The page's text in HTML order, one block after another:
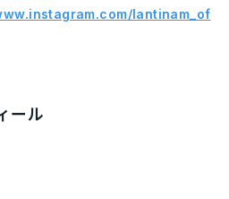
lantinam_of
ール